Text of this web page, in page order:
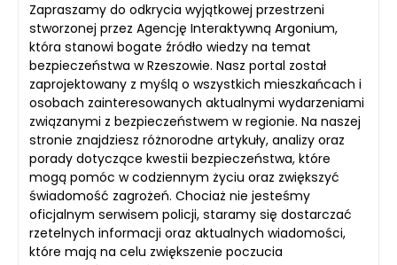
Zapraszamy do odkrycia wyjątkowej przestrzeni
stworzonej przez Agencję Interaktywną Argonium,
która stanowi bogate źródło wiedzy na temat
bezpieczeństwa w Rzeszowie. Nasz portal został
zaprojektowany z myślą o wszystkich mieszkańcach i
osobach zainteresowanych aktualnymi wydarzeniami
związanymi z bezpieczeństwem w regionie. Na naszej
stronie znajdziesz różnorodne artykuły, analizy oraz
porady dotyczące kwestii bezpieczeństwa, które
mogą pomóc w codziennym życiu oraz zwiększyć
świadomość zagrożeń. Chociaż nie jesteśmy
oficjalnym serwisem policji, staramy się dostarczać
rzetelnych informacji oraz aktualnych wiadomości,
które mają na celu zwiększenie poczucia